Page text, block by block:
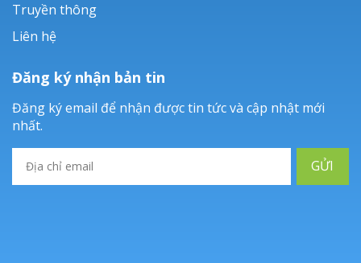
Truyền thông
Liên hệ
Đăng ký nhận bản tin
Đăng ký email để nhận được tin tức và cập nhật mới
nhất.
GỬI